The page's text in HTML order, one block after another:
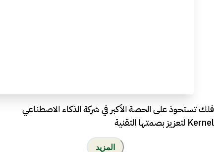
فلك تستحوذ على الحصة الأكبر في شركة الذكاء الاصطناعي
Kernel لتعزيز بصمتها التقنية
المزيد